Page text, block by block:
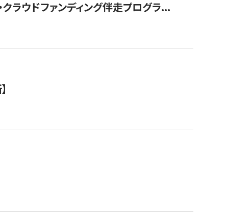
ラウドファンディング伴走プログラ...